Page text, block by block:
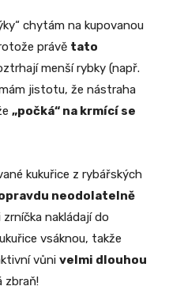
chytám na kupovanou
právě tato
menší rybky (např.
jistotu, že nástraha
„počká“ na krmící se
kukuřice z rybářských
neodolatelně
nakládají do
vsáknou, takže
vůni velmi dlouhou
zbraň!